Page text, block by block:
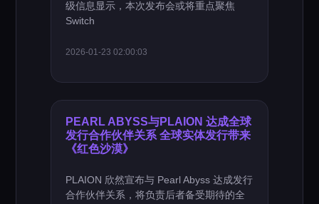
级信息显示，本次发布会或将重点聚焦
Switch
2026-01-23 02:00:03
PEARL ABYSS与PLAION 达成全球
发行合作伙伴关系 全球实体发行带来
《红色沙漠》
PLAION 欣然宣布与 Pearl Abyss 达成发行
合作伙伴关系，将负责后者备受期待的全